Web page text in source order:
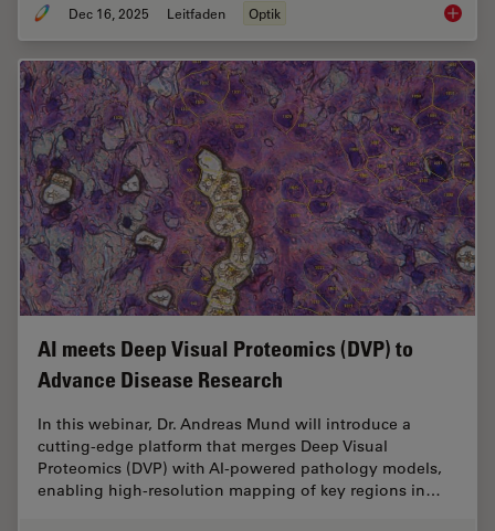
Dec 16, 2025 Leitfaden Optik Factors
AI meets Deep Visual Proteomics (DVP) to
Advance Disease Research
In this webinar, Dr. Andreas Mund will introduce a
cutting-edge platform that merges Deep Visual
Proteomics (DVP) with AI-powered pathology models,
enabling high-resolution mapping of key regions in…